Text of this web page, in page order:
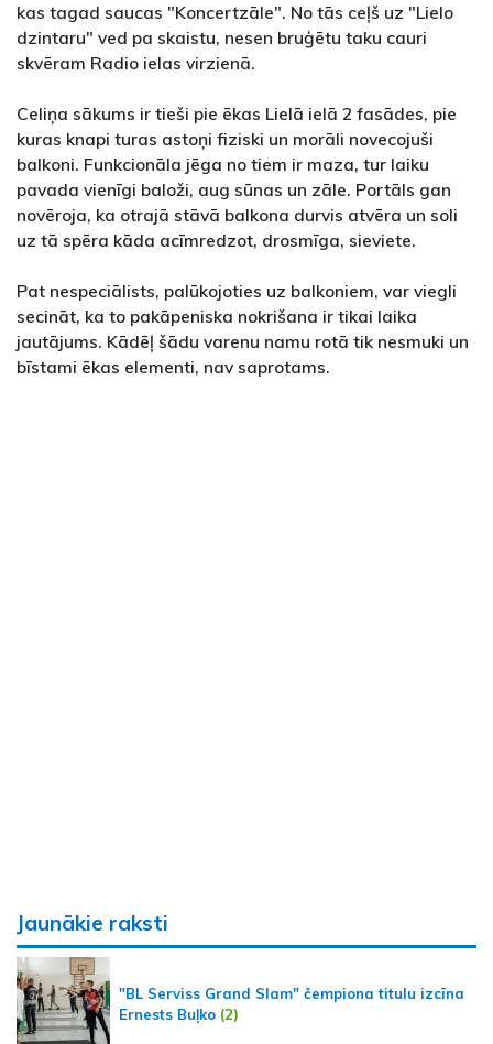
kas tagad saucas "Koncertzāle". No tās ceļš uz "Lielo
dzintaru" ved pa skaistu, nesen bruģētu taku cauri
skvēram Radio ielas virzienā.
Celiņa sākums ir tieši pie ēkas Lielā ielā 2 fasādes, pie
kuras knapi turas astoņi fiziski un morāli novecojuši
balkoni. Funkcionāla jēga no tiem ir maza, tur laiku
pavada vienīgi baloži, aug sūnas un zāle. Portāls gan
novēroja, ka otrajā stāvā balkona durvis atvēra un soli
uz tā spēra kāda acīmredzot, drosmīga, sieviete.
Pat nespeciālists, palūkojoties uz balkoniem, var viegli
secināt, ka to pakāpeniska nokrišana ir tikai laika
jautājums. Kādēļ šādu varenu namu rotā tik nesmuki un
bīstami ēkas elementi, nav saprotams.
Jaunākie raksti
"BL Serviss Grand Slam" čempiona titulu izcīna
Ernests Buļko (2)